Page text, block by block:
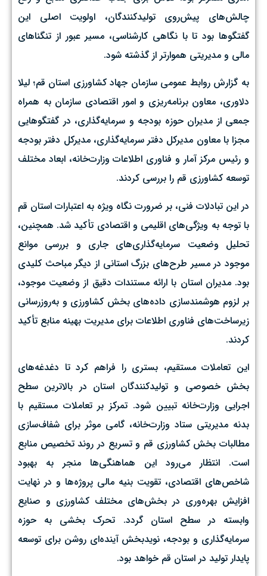
چالش‌های پیش‌روی تولیدکنندگان، اولویت اصلی این
گفتگوها بود تا با نگاهی کارشناسی، مسیر عبور از تنگناهای
مالی و مدیریتی هموارتر از گذشته شود. ‌
به گزارش روابط عمومی سازمان جهاد کشاورزی استان قم؛ لیلا
دلاوری، معاون برنامه‌ریزی و امور اقتصادی سازمان به همراه
جمعی از مدیران حوزه بودجه و سرمایه‌گذاری، در گفتگوهایی
مجزا با معاون مدیرکل دفتر سرمایه‌گذاری، مدیرکل دفتر بودجه
و رئیس مرکز آمار و فناوری اطلاعات وزارت‌خانه، ابعاد مختلف
توسعه کشاورزی قم را بررسی کردند.
در این تبادلات فنی، بر ضرورت نگاه ویژه به اعتبارات استان قم
با توجه به ویژگی‌های اقلیمی و اقتصادی تأکید شد. همچنین،
تحلیل وضعیت سرمایه‌گذاری‌های جاری و بررسی موانع
موجود در مسیر طرح‌های بزرگ استانی از دیگر مباحث کلیدی
بود. مدیران استان با ارائه مستندات دقیق از وضعیت موجود،
بر لزوم هوشمندسازی داده‌های بخش کشاورزی و به‌روزرسانی
زیرساخت‌های فناوری اطلاعات برای مدیریت بهینه منابع تأکید
کردند.
این تعاملات مستقیم، بستری را فراهم کرد تا دغدغه‌های
بخش خصوصی و تولیدکنندگان استان در بالاترین سطح
اجرایی وزارت‌خانه تبیین شود. تمرکز بر تعاملات مستقیم با
بدنه مدیریتی ستاد وزارت‌خانه، گامی موثر برای شفاف‌سازی
مطالبات بخش کشاورزی قم و تسریع در روند تخصیص منابع
است. انتظار می‌رود این هماهنگی‌ها منجر به بهبود
شاخص‌های اقتصادی، تقویت بنیه مالی پروژه‌ها و در نهایت
افزایش بهره‌وری در بخش‌های مختلف کشاورزی و صنایع
وابسته در سطح استان گردد. تحرک بخشی به حوزه
سرمایه‌گذاری و بودجه، نویدبخش آینده‌ای روشن برای توسعه
پایدار تولید در استان قم خواهد بود.